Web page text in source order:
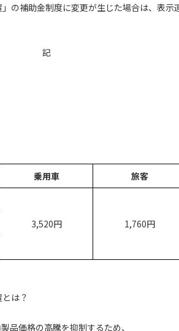
の補助金制度に変更が生じた場合は、表示
記
乗用車 旅客
3,520円
1,760円
は？
品価格の高騰を抑制するため、